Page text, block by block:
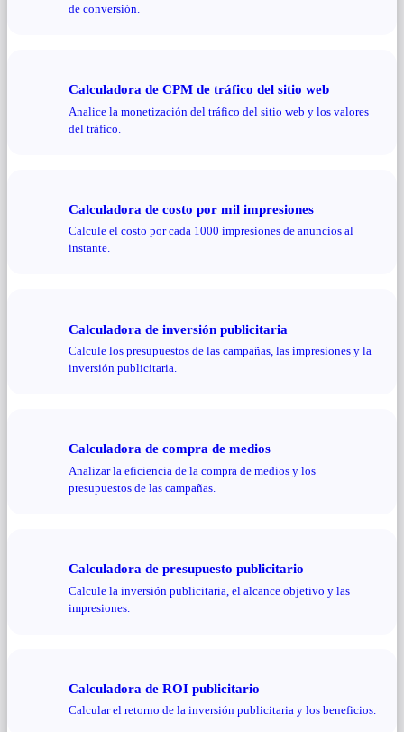
de conversión.
Calculadora de CPM de tráfico del sitio web
Analice la monetización del tráfico del sitio web y los valores
del tráfico.
Calculadora de costo por mil impresiones
Calcule el costo por cada 1000 impresiones de anuncios al
instante.
Calculadora de inversión publicitaria
Calcule los presupuestos de las campañas, las impresiones y la
inversión publicitaria.
Calculadora de compra de medios
Analizar la eficiencia de la compra de medios y los
presupuestos de las campañas.
Calculadora de presupuesto publicitario
Calcule la inversión publicitaria, el alcance objetivo y las
impresiones.
Calculadora de ROI publicitario
Calcular el retorno de la inversión publicitaria y los beneficios.